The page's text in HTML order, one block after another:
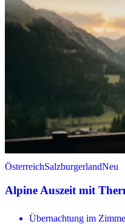
ÖsterreichSalzburgerlandNeu
Alpine Auszeit mit
Übernachtung im